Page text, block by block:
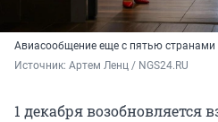
Авиасообщение еще с пятью странами
Источник: Артем Ленц / NGS24.RU
1 декабря возобновляется